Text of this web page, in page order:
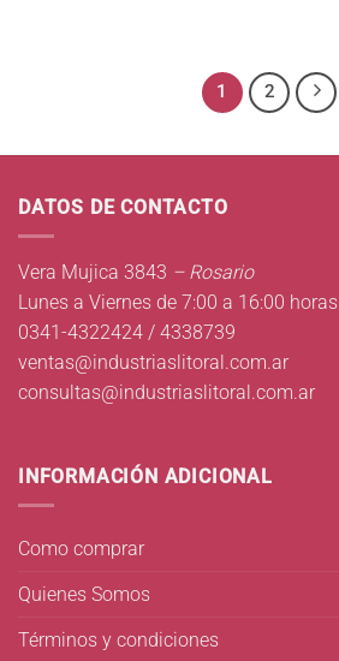
1 2
DATOS DE CONTACTO
Vera Mujica 3843 – Rosario
Lunes a Viernes de 7:00 a 16:00 horas
0341-4322424 / 4338739
ventas@industriaslitoral.com.ar
consultas@industriaslitoral.com.ar
INFORMACIÓN ADICIONAL
Como comprar
Quienes Somos
Términos y condiciones